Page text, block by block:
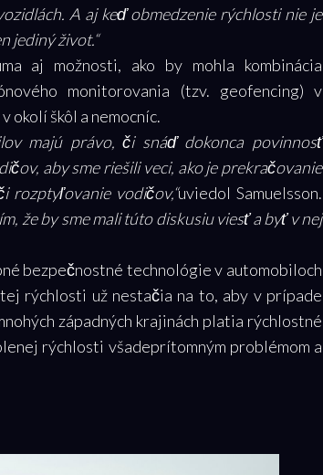
A aj keď obmedzenie rýchlosti nie je
jediný život.“
aj možnosti, ako by mohla kombinácia
monitorovania (tzv. geofencing) v
okolí škôl a nemocníc.
majú právo, či snáď dokonca povinnosť
aby sme riešili veci, ako je prekračovanie
rozptyľovanie vodičov,“uviedol Samuelsson.
že by sme mali túto diskusiu viesť a byť v nej
bezpečnostné technológie v automobiloch
rýchlosti už nestačia na to, aby v prípade
západných krajinách platia rýchlostné
rýchlosti všadeprítomným problémom a